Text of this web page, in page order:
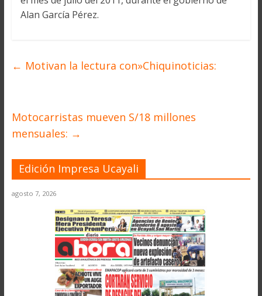
Alan García Pérez.
← Motivan la lectura con»Chiquinoticias:
Motocarristas mueven S/18 millones
mensuales: →
Edición Impresa Ucayali
agosto 7, 2026